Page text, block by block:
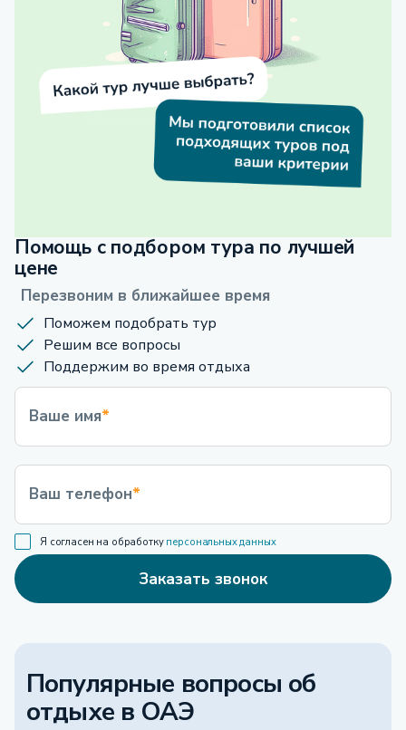
Помощь с подбором тура по лучшей
цене
Перезвоним в ближайшее время
Поможем подобрать тур
Решим все вопросы
Поддержим во время отдыха
Ваше имя*
Ваш телефон*
Я согласен на обработку персональных данных
Заказать звонок
Популярные вопросы об
отдыхе в ОАЭ